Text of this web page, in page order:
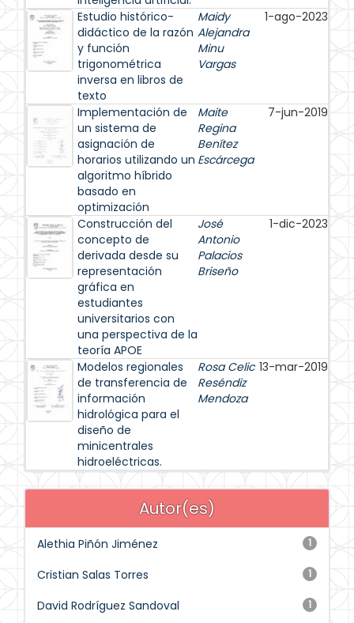
Estudio histórico-
didáctico de la razón
y función
trigonométrica
inversa en libros de
texto
Maidy
Alejandra
Minu
Vargas
1-ago-2023
Implementación de
un sistema de
asignación de
horarios utilizando un
algoritmo híbrido
basado en
optimización
Maite
Regina
Benítez
Escárcega
7-jun-2019
Construcción del
concepto de
derivada desde su
representación
gráfica en
estudiantes
universitarios con
una perspectiva de la
teoría APOE
José
Antonio
Palacios
Briseño
1-dic-2023
Modelos regionales
de transferencia de
información
hidrológica para el
diseño de
minicentrales
hidroeléctricas.
Rosa Celic
Reséndiz
Mendoza
13-mar-2019
Autor(es)
1
Alethia Piñón Jiménez
1
Cristian Salas Torres
1
David Rodríguez Sandoval